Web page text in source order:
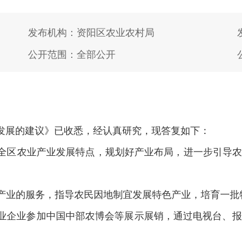
发布机构：资阳区农业农村局
公开范围：全部公开
建议》已收悉，经认真研究，现答复如下：
业产业发展特点，规划好产业布局，进一步引导
服务，指导农民因地制宜发展特色产业，培育一
业参加中国中部农博会等展示展销，通过电视台、